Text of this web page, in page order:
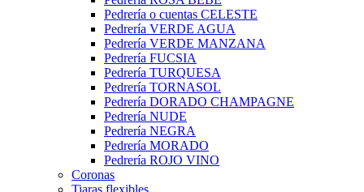
Pedrería o cuentas CELESTE
Pedrería VERDE AGUA
Pedrería VERDE MANZANA
Pedrería FUCSIA
Pedrería TURQUESA
Pedrería TORNASOL
Pedrería DORADO CHAMPAGNE
Pedrería NUDE
Pedrería NEGRA
Pedrería MORADO
Pedrería ROJO VINO
Coronas
Tiaras flexibles